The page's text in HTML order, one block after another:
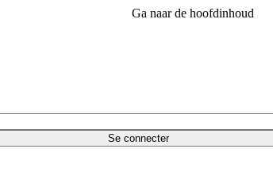
Ga naar de hoofdinhoud
Se connecter